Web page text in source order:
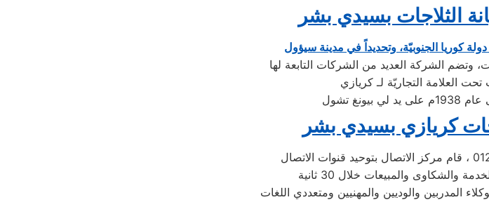
الثلاجات بسيدي بشر
كريازي بسيدي بشر
المدربين والوديين والمهنيين ومتعددي اللغات